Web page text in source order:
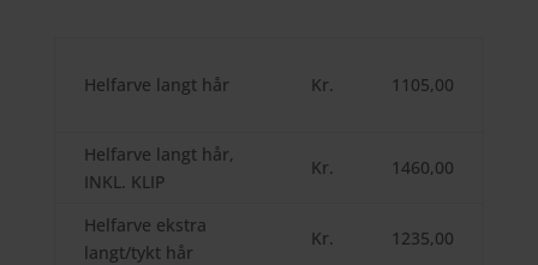
Helfarve langt hår Kr. 1105,00
Helfarve langt hår,
INKL. KLIP
Kr. 1460,00
Helfarve ekstra
langt/tykt hår
Kr. 1235,00